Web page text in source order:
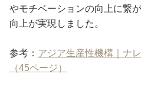
やモチベーションの向上に繋
向上が実現しました。
参考： アジア生産性機構｜ナ
（45ページ）